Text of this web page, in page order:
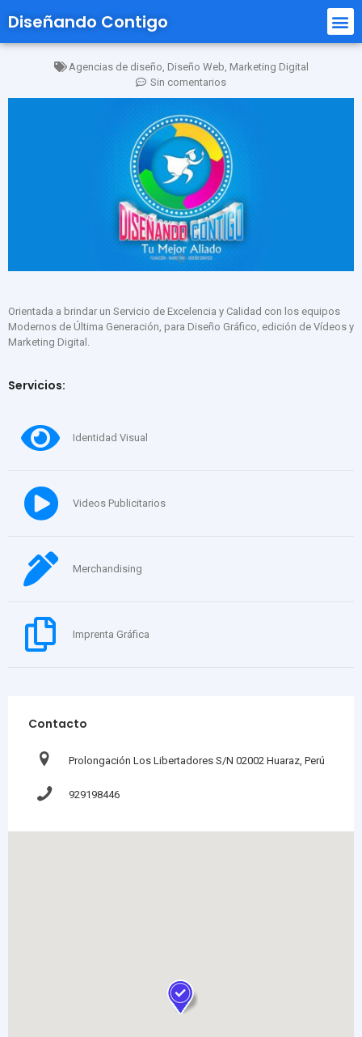
Diseñando Contigo
Agencias de diseño, Diseño Web, Marketing Digital
Sin comentarios
Orientada a brindar un Servicio de Excelencia y Calidad con los equipos
Modernos de Última Generación, para Diseño Gráfico, edición de Vídeos y
Marketing Digital.
Servicios:
Identidad Visual
Videos Publicitarios
Merchandising
Imprenta Gráfica
Contacto
Prolongación Los Libertadores S/N 02002 Huaraz, Perú
929198446